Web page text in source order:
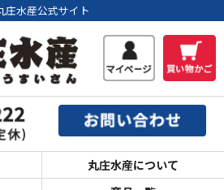
庄水産公式サイト
丸庄水産について